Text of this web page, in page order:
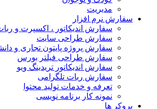
مدیریت
سفارش نرم افزار
سفارش اندیکاتور ، اکسپرت و ربات
سفارش طراحی سایت
سفارش پروژه پایتون تجاری و
سفارش طراحی فیلتر بورس
سفارش اندیکاتور تریدینگ ویو
سفارش ربات تلگرامی
تعرفه و خدمات تولید محتوا
نمونه کار برنامه نویسی
بروکر ها